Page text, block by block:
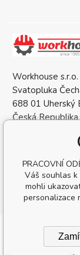
Workhouse s.r.o.
Svatopluka
688 01 Uherský
Česká Republika
DIČ:
PRACOVNÍ
Váš souhlas k
mohli
personalizace